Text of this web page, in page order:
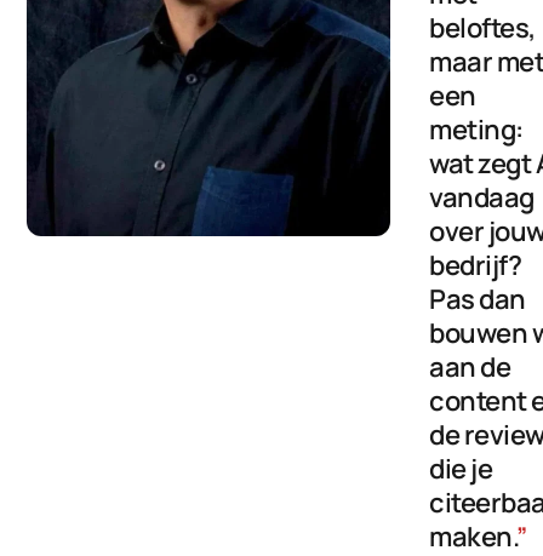
beloftes,
maar
een
meting:
wat zegt
vandaag
over
bedrijf?
Pas dan
bouwen
aan de
content
de
die je
maken.”